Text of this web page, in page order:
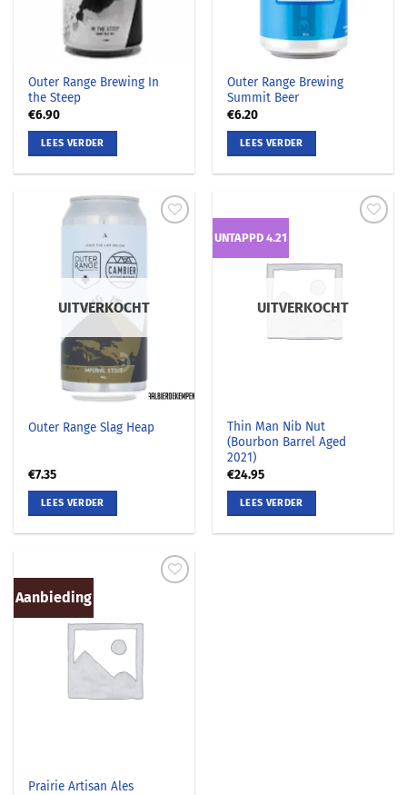
Outer Range Brewing In
the Steep
€6.90
LEES VERDER
Outer Range Brewing
Summit Beer
€6.20
LEES VERDER
UITVERKOCHT
Outer Range Slag Heap
€7.35
LEES VERDER
UNTAPPD 4.21
UITVERKOCHT
Thin Man Nib Nut
(Bourbon Barrel Aged
2021)
€24.95
LEES VERDER
Aanbieding
Prairie Artisan Ales